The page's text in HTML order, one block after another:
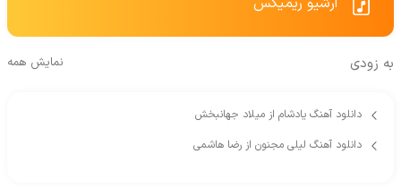
به زودی نمایش همه
دانلود آهنگ یادشام از میلاد جهانبخش
دانلود آهنگ لیلی مجنون از رضا هاشمی